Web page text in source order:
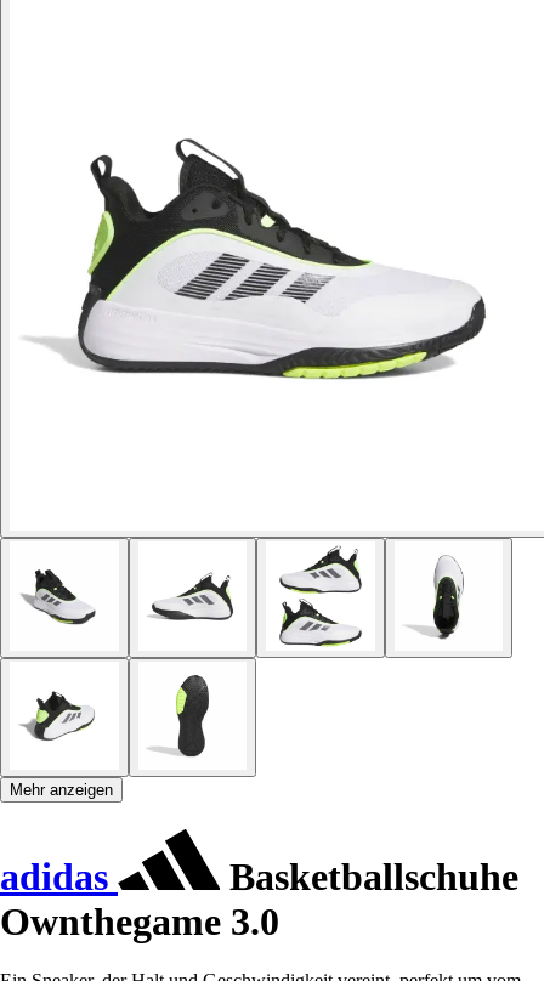
Mehr anzeigen
adidas
Basketballschuhe
Ownthegame 3.0